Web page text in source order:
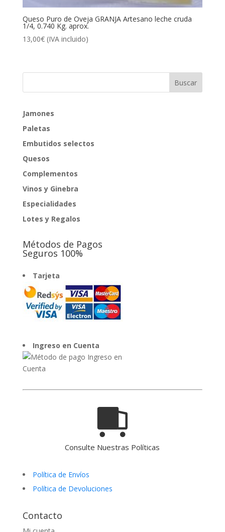
Queso Puro de Oveja GRANJA Artesano leche cruda
1/4, 0.740 Kg. aprox.
13,00€ (IVA incluido)
Jamones
Paletas
Embutidos selectos
Quesos
Complementos
Vinos y Ginebra
Especialidades
Lotes y Regalos
Métodos de Pagos
Seguros 100%
Tarjeta
Ingreso en Cuenta
Consulte Nuestras Políticas
Política de Envíos
Política de Devoluciones
Contacto